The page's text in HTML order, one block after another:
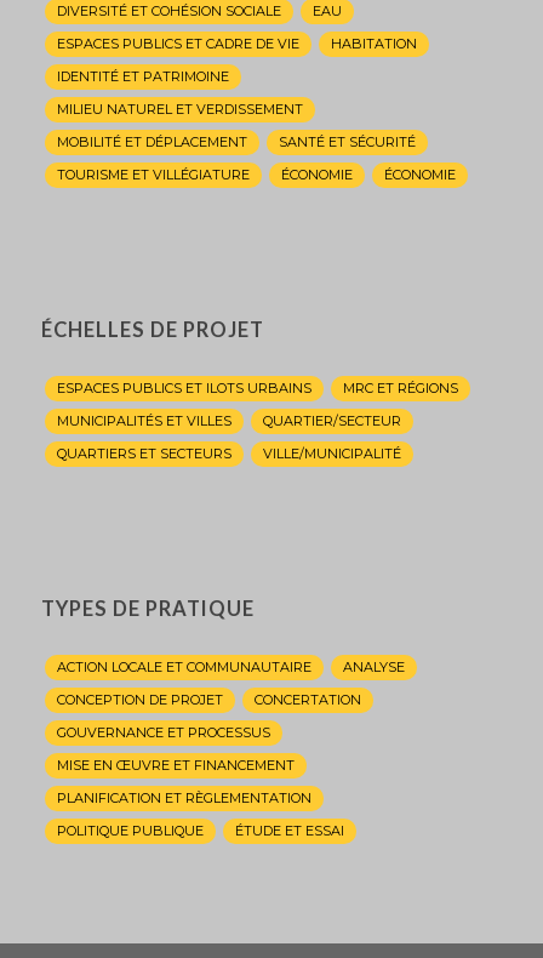
DIVERSITÉ ET COHÉSION SOCIALE
EAU
ESPACES PUBLICS ET CADRE DE VIE
HABITATION
IDENTITÉ ET PATRIMOINE
MILIEU NATUREL ET VERDISSEMENT
MOBILITÉ ET DÉPLACEMENT
SANTÉ ET SÉCURITÉ
TOURISME ET VILLÉGIATURE
ÉCONOMIE ÉCONOMIE
ÉCHELLES DE PROJET
ESPACES PUBLICS ET ILOTS URBAINS
MRC ET RÉGIONS
MUNICIPALITÉS ET VILLES
QUARTIER/SECTEUR
QUARTIERS ET SECTEURS
VILLE/MUNICIPALITÉ
TYPES DE PRATIQUE
ACTION LOCALE ET COMMUNAUTAIRE
ANALYSE
CONCEPTION DE PROJET
CONCERTATION
GOUVERNANCE ET PROCESSUS
MISE EN ŒUVRE ET FINANCEMENT
PLANIFICATION ET RÈGLEMENTATION
POLITIQUE PUBLIQUE
ÉTUDE ET ESSAI